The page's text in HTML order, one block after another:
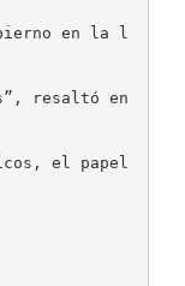
en la l
resaltó en
el papel